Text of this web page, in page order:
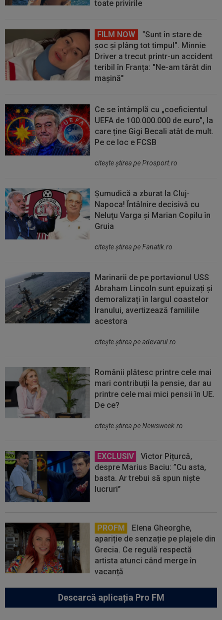
toate privirile
FILM NOW
"Sunt în stare de
șoc și plâng tot timpul". Minnie
Driver a trecut printr-un accident
teribil în Franța: "Ne-am târât din
mașină"
Ce se întâmplă cu „coeficientul
UEFA de 100.000.000 de euro”, la
care ține Gigi Becali atât de mult.
Pe ce loc e FCSB
citeşte ştirea pe Prosport.ro
Șumudică a zburat la Cluj-
Napoca! Întâlnire decisivă cu
Neluţu Varga şi Marian Copilu în
Gruia
citeşte ştirea pe Fanatik.ro
Marinarii de pe portavionul USS
Abraham Lincoln sunt epuizați și
demoralizați în largul coastelor
Iranului, avertizează familiile
acestora
citeşte ştirea pe adevarul.ro
Românii plătesc printre cele mai
mari contribuții la pensie, dar au
printre cele mai mici pensii în UE.
De ce?
citeşte ştirea pe Newsweek.ro
EXCLUSIV
Victor Pițurcă,
despre Marius Baciu: ”Cu asta,
basta. Ar trebui să spun niște
lucruri”
PROFM
Elena Gheorghe,
apariție de senzație pe plajele din
Grecia. Ce regulă respectă
artista atunci când merge în
vacanță
Descarcă aplicația Pro FM